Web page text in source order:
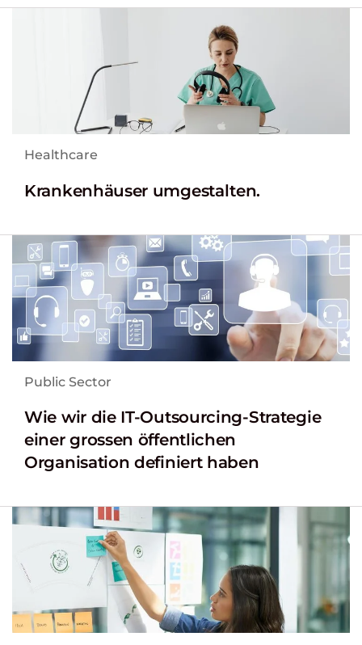
Healthcare
Krankenhäuser umgestalten.
Public Sector
Wie wir die IT-Outsourcing-Strategie
einer grossen öffentlichen
Organisation definiert haben